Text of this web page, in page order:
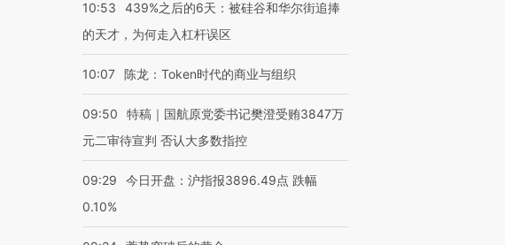
10:53
439%之后的6天：被硅谷和华尔街追捧
的天才，为何走入杠杆误区
10:07 陈龙：Token时代的商业与组织
09:50
特稿｜国航原党委书记樊澄受贿3847万
元二审待宣判 否认大多数指控
09:29
今日开盘：沪指报3896.49点 跌幅
0.10%